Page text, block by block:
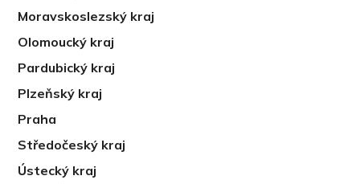
Moravskoslezský kraj
Olomoucký kraj
Pardubický kraj
Plzeňský kraj
Praha
Středočeský kraj
Ústecký kraj